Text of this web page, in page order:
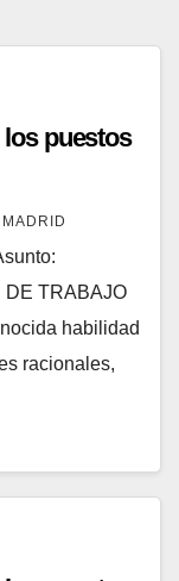
puestos
DE TRABAJO
habilidad
racionales,